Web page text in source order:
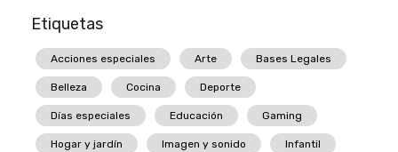
Etiquetas
Acciones especiales Arte Bases Legales
Belleza Cocina Deporte
Días especiales Educación Gaming
Hogar y jardín Imagen y sonido Infantil